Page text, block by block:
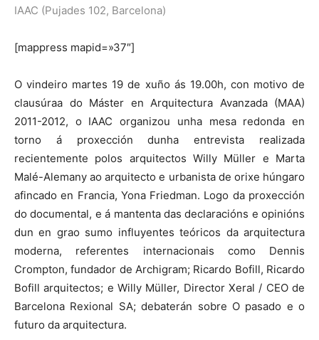
IAAC (Pujades 102, Barcelona)
[mappress mapid=»37″]
O vindeiro martes 19 de xuño ás 19.00h, con motivo de
clausúraa do Máster en Arquitectura Avanzada (MAA)
2011-2012, o IAAC organizou unha mesa redonda en
torno á proxección dunha entrevista realizada
recientemente polos arquitectos Willy Müller e Marta
Malé-Alemany ao arquitecto e urbanista de orixe húngaro
afincado en Francia, Yona Friedman. Logo da proxección
do documental, e á mantenta das declaracións e opinións
dun en grao sumo influyentes teóricos da arquitectura
moderna, referentes internacionais como Dennis
Crompton, fundador de Archigram; Ricardo Bofill, Ricardo
Bofill arquitectos; e Willy Müller, Director Xeral / CEO de
Barcelona Rexional SA; debaterán sobre O pasado e o
futuro da arquitectura.